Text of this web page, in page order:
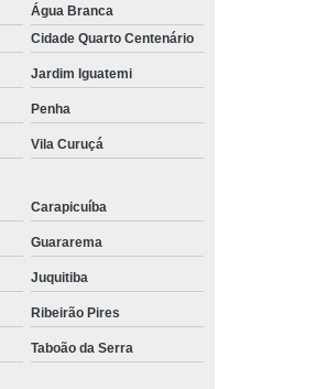
Água Branca
Cidade Quarto Centenário
Jardim Iguatemi
Penha
Vila Curuçá
Carapicuíba
Guararema
Juquitiba
Ribeirão Pires
Taboão da Serra